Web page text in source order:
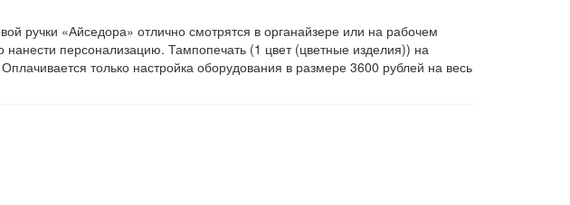
ручки «Айседора» отлично смотрятся в органайзере или на рабочем
нанести персонализацию. Тампопечать (1 цвет (цветные изделия)) на
только настройка оборудования в размере 3600 рублей на весь